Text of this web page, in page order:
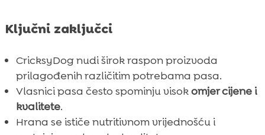
 Prednosti CricksyDog hrane
Mana i slabosti
 CricksyDog pseća hrana omjer cijene i
kvalitete recenzije
 Iskustva korisnika CricksyDog hrane
 Gdje kupiti CricksyDog hranu i poslastice
Ključni zaključci
CricksyDog nudi širok raspon proizvoda
prilagođenih različitim potrebama pasa.
Vlasnici pasa često spominju visokomjer cijene i
kvalitete.
Hrana se ističe nutritivnom vrijednošću i